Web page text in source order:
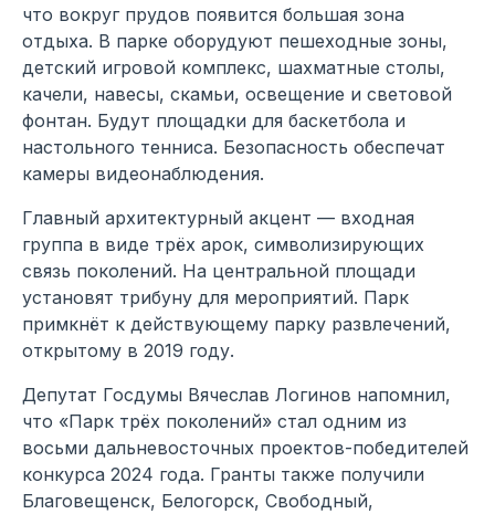
что вокруг прудов появится большая зона
отдыха. В парке оборудуют пешеходные зоны,
детский игровой комплекс, шахматные столы,
качели, навесы, скамьи, освещение и световой
фонтан. Будут площадки для баскетбола и
настольного тенниса. Безопасность обеспечат
камеры видеонаблюдения.
Главный архитектурный акцент — входная
группа в виде трёх арок, символизирующих
связь поколений. На центральной площади
установят трибуну для мероприятий. Парк
примкнёт к действующему парку развлечений,
открытому в 2019 году.
Депутат Госдумы Вячеслав Логинов напомнил,
что «Парк трёх поколений» стал одним из
восьми дальневосточных проектов-победителей
конкурса 2024 года. Гранты также получили
Благовещенск, Белогорск, Свободный,